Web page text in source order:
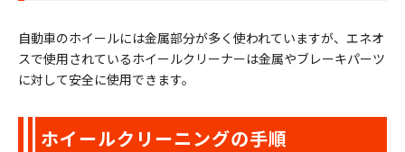
自動車のホイールには金属部分が多く使われていますが、エネオ
スで使用されているホイールクリーナーは金属やブレーキパーツ
に対して安全に使用できます。
ホイールクリーニングの手順